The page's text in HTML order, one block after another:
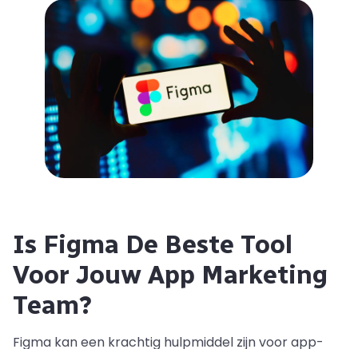
Is Figma De Beste Tool
Voor Jouw App Marketing
Team?
Figma kan een krachtig hulpmiddel zijn voor app-